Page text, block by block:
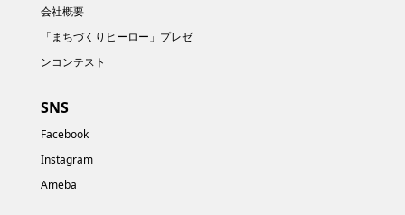
会社概要
「まちづくりヒーロー」プレゼ
ンコンテスト
SNS
Facebook
Instagram
Ameba